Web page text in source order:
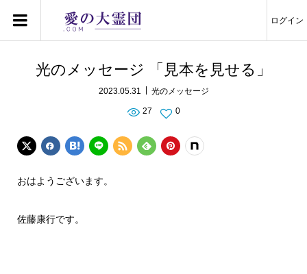
ログイン
光のメッセージ 「見本を見せる」
2023.05.31 光のメッセージ
27 0
おはようございます。
佐藤康行です。